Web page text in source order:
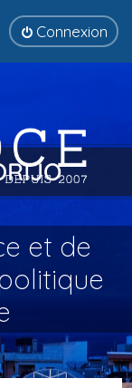
Connexion
et de